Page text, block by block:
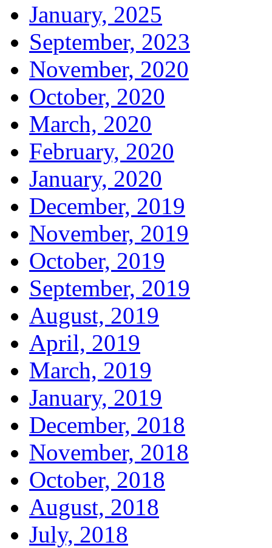
January, 2025
September, 2023
November, 2020
October, 2020
March, 2020
February, 2020
January, 2020
December, 2019
November, 2019
October, 2019
September, 2019
August, 2019
April, 2019
March, 2019
January, 2019
December, 2018
November, 2018
October, 2018
August, 2018
July, 2018